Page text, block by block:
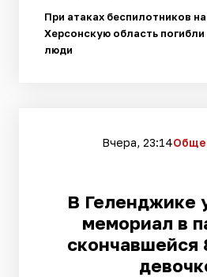
При атаках беспилотников
Херсонскую область
люди
Вчера, 23:14
В Геленджике
мемориал в
скончавшейся